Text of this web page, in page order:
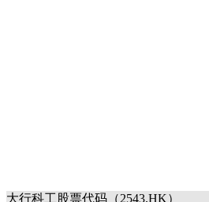
大行科工股票代码（2543.HK）